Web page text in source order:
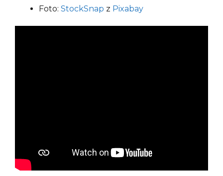
Foto: StockSnap z Pixabay